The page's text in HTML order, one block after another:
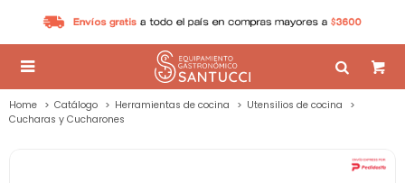

Home Catálogo Herramientas de cocina
Utensilios de cocina
Cucharas y Cucharones